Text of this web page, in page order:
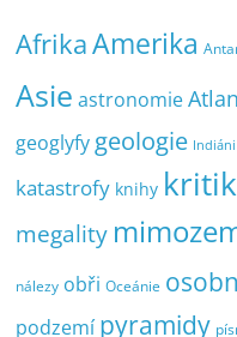
AfrikaAmerika
Asie astronomie
geoglyfy geologie Indiáni
katastrofy knihy
megality
nálezy obři Oceánie
podzemí pyramidy